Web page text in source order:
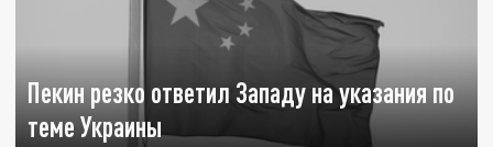
Пекин резко ответил Западу на указания по
теме Украины